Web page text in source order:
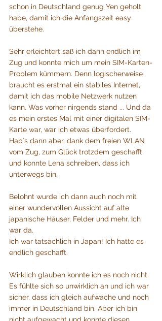
schon in Deutschland genug Yen geholt
habe, damit ich die Anfangszeit easy
überstehe.
Sehr erleichtert saß ich dann endlich im
Zug und konnte mich um mein SIM-Karten-
Problem kümmern. Denn logischerweise
braucht es erstmal ein stabiles Internet,
damit ich das mobile Netzwerk nutzen
kann. Was vorher nirgends stand ... Und da
es mein erstes Mal mit einer digitalen SIM-
Karte war, war ich etwas überfordert.
Hab`s dann aber, dank dem freien WLAN
vom Zug, zum Glück trotzdem geschafft
und konnte Lena schreiben, dass ich
unterwegs bin.
Belohnt wurde ich dann auch noch mit
einer wundervollen Aussicht auf alte
japanische Häuser, Felder und mehr. Ich
war da.
Ich war tatsächlich in Japan! Ich hatte es
endlich geschafft.
Wirklich glauben konnte ich es noch nicht.
Es fühlte sich so unwirklich an und ich war
sicher, dass ich gleich aufwache und noch
immer in Deutschland bin. Aber ich bin